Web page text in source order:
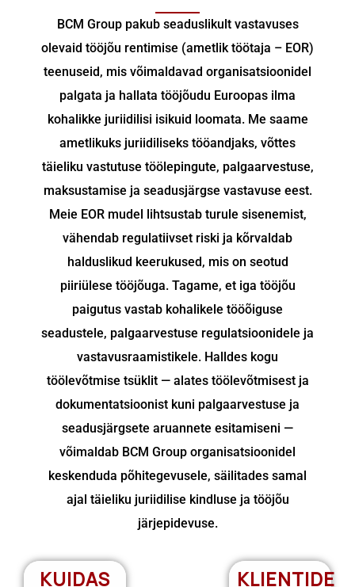
BCM Group pakub seaduslikult vastavuses
olevaid tööjõu rentimise (ametlik töötaja – EOR)
teenuseid, mis võimaldavad organisatsioonidel
palgata ja hallata tööjõudu Euroopas ilma
kohalikke juriidilisi isikuid loomata. Me saame
ametlikuks juriidiliseks tööandjaks, võttes
täieliku vastutuse töölepingute, palgaarvestuse,
maksustamise ja seadusjärgse vastavuse eest.
Meie EOR mudel lihtsustab turule sisenemist,
vähendab regulatiivset riski ja kõrvaldab
halduslikud keerukused, mis on seotud
piiriülese tööjõuga. Tagame, et iga tööjõu
paigutus vastab kohalikele tööõiguse
seadustele, palgaarvestuse regulatsioonidele ja
vastavusraamistikele. Halldes kogu
töölevõtmise tsüklit — alates töölevõtmisest ja
dokumentatsioonist kuni palgaarvestuse ja
seadusjärgsete aruannete esitamiseni —
võimaldab BCM Group organisatsioonidel
keskenduda põhitegevusele, säilitades samal
ajal täieliku juriidilise kindluse ja tööjõu
järjepidevuse.
KUIDAS
KLIENTIDE